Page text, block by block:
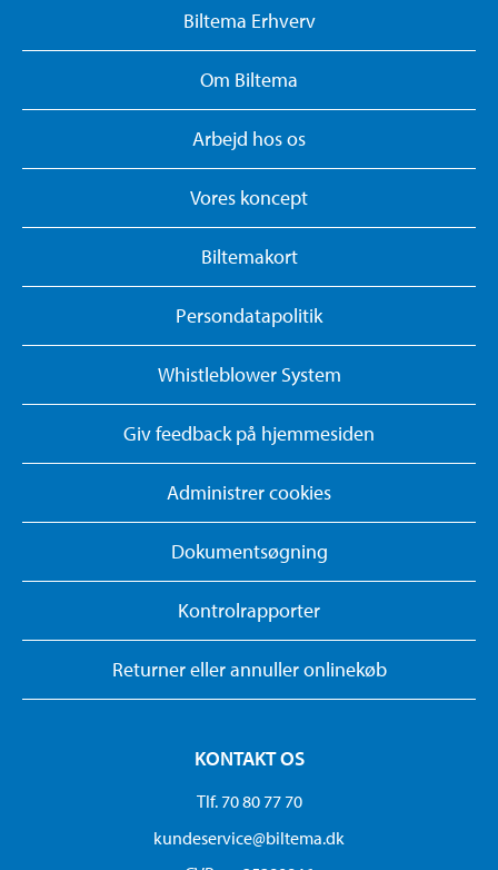
Biltema Erhverv
Om Biltema
Arbejd hos os
Vores koncept
Biltemakort
Persondatapolitik
Whistleblower System
Giv feedback på hjemmesiden
Administrer cookies
Dokumentsøgning
Kontrolrapporter
Returner eller annuller onlinekøb
KONTAKT OS
Tlf. 70 80 77 70
kundeservice@biltema.dk